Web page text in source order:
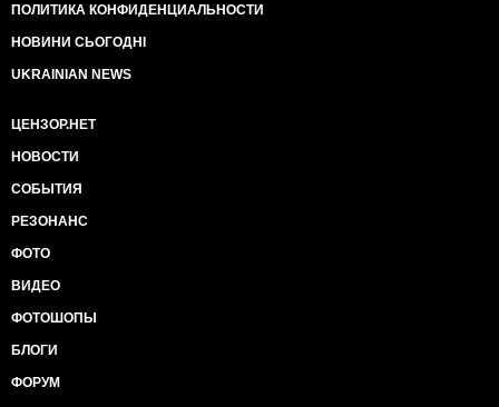
ПОЛИТИКА КОНФИДЕНЦИАЛЬНОСТИ
НОВИНИ СЬОГОДНІ
UKRAINIAN NEWS
ЦЕНЗОР.НЕТ
НОВОСТИ
СОБЫТИЯ
РЕЗОНАНС
ФОТО
ВИДЕО
ФОТОШОПЫ
БЛОГИ
ФОРУМ